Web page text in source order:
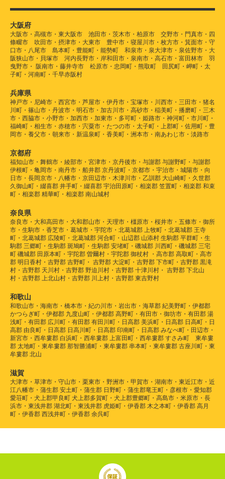
大阪府
大阪市・高槻市・東大阪市 池田市・茨木市・柏原市 交野市・門真市・四
條畷市 吹田市・摂津市・大東市 豊中市・寝屋川市・枚方市・箕面市・守
口市・八尾市 島本町・豊能町・能勢町 和泉市・泉大津市・泉佐野市・大
阪狭山市・貝塚市 河内長野市・岸和田市・泉南市・高石市・富田林市 羽
曳野市・ 阪南市・藤井寺市 松原市・忠岡町・熊取町 田尻町・岬町・太
子町・河南町・千早赤阪村
兵庫県
神戸市・尼崎市・西宮市・芦屋市・伊丹市・宝塚市・川西市・三田市・猪名
川町・篠山市・丹波市・明石市・加古川市・高砂市・稲美町・播磨町・三木
市・西脇市・小野市・加西市・加東市・多可町・姫路市・神河町・市川町・
福崎町・相生市・赤穂市・宍粟市・たつの市・太子町・上郡町・佐用町・豊
岡市・養父市・朝来市・新温泉町・香美町・洲本市・南あわじ市・淡路市
京都府
福知山市・舞鶴市・綾部市・宮津市・京丹後市・与謝郡 与謝野町・与謝郡
伊根町・亀岡市・南丹市・船井郡 京丹波町・京都市・宇治市・城陽市・向
日市・長岡京市・八幡市・京田辺市・木津川市・乙訓郡 大山崎町・久世郡
久御山町・綴喜郡 井手町・綴喜郡 宇治田原町・相楽郡 笠置町・相楽郡 和束
町・相楽郡 精華町・相楽郡 南山城村
奈良県
奈良市・大和高田市・大和郡山市・天理市・橿原市・桜井市・五條市・御所
市・生駒市・香芝市・葛城市・宇陀市・北葛城郡 上牧町・北葛城郡 王寺
町・北葛城郡 広陵町・北葛城郡 河合町・山辺郡 山添村 生駒郡 平群町・生
駒郡 三郷町・生駒郡 斑鳩町・生駒郡 安堵町・磯城郡 川西町・磯城郡 三宅
町 磯城郡 田原本町・宇陀郡 曽爾村・宇陀郡 御杖村 ・高市郡 高取町・高市
郡 明日香村・吉野郡 吉野町・ 吉野郡 大淀町・吉野郡 下市町・吉野郡 黒滝
村・吉野郡 天川村・吉野郡 野迫川村・吉野郡 十津川村・ 吉野郡 下北山
村・吉野郡 上北山村・吉野郡 川上村・吉野郡 東吉野村
和歌山
和歌山市・海南市・橋本市・紀の川市・岩出市・海草郡 紀美野町・伊都郡
かつらぎ町・伊都郡 九度山町・伊都郡 高野町・有田市・御坊市・有田郡 湯
浅町・有田郡 広川町・有田郡 有田川町・日高郡 美浜町・日高郡 日高町・日
高郡 由良町・日高郡 日高川町・日高郡 印南町・日高郡 みなべ町・田辺市・
新宮市・西牟婁郡 白浜町・西牟婁郡 上富田町・西牟婁郡 すさみ町 東牟婁
郡 太地町・東牟婁郡 那智勝浦町・東牟婁郡 串本町・東牟婁郡 古座川町・東
牟婁郡 北山
滋賀
大津市・草津市・守山市・栗東市・野洲市・甲賀市・湖南市・東近江市・近
江八幡市・蒲生郡 安土町・蒲生郡 日野町・蒲生郡竜王町・彦根市・愛知郡
愛荘町・犬上郡甲良町 犬上郡多賀町・犬上郡豊郷町・高島市・米原市・長
浜市・東浅井郡 湖北町・東浅井郡 虎姫町・伊香郡 木之本町・伊香郡 高月
町・伊香郡 西浅井町・伊香郡 余呉町